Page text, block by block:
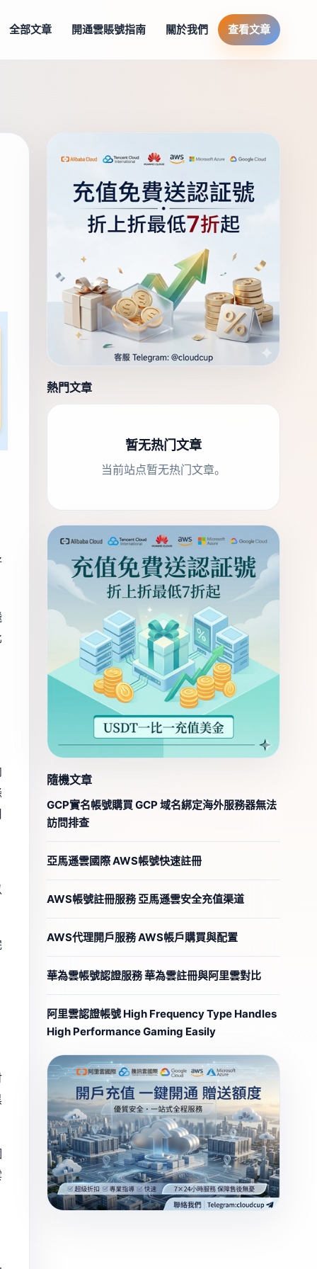
全部文章 開通雲賬號指南 關於我們 查看文章
熱門文章
暂无热门文章
当前站点暂无热门文章。
隨機文章
GCP實名帳號購買 GCP 域名綁定海外服務器無法
訪問排查
亞馬遜雲國際 AWS帳號快速註冊
AWS帳號註冊服務 亞馬遜雲安全充值渠道
AWS代理開戶服務 AWS帳戶購買與配置
華為雲帳號認證服務 華為雲註冊與阿里雲對比
阿里雲認證帳號 High Frequency Type Handles
High Performance Gaming Easily